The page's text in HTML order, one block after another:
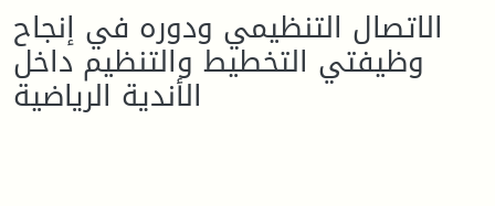
الاتصال التنظيمي ودوره في إنجاح
وظيفتي التخطيط والتنظيم داخل
الأندية الرياضية